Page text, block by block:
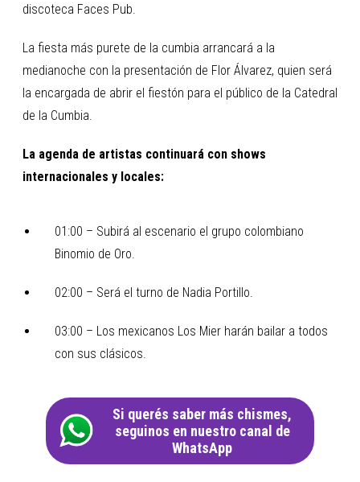
discoteca Faces Pub.
La fiesta más purete de la cumbia arrancará a la
medianoche con la presentación de Flor Álvarez, quien será
la encargada de abrir el fiestón para el público de la Catedral
de la Cumbia.
La agenda de artistas continuará con shows
internacionales y locales:
01:00 – Subirá al escenario el grupo colombiano
Binomio de Oro.
02:00 – Será el turno de Nadia Portillo.
03:00 – Los mexicanos Los Mier harán bailar a todos
con sus clásicos.
Si querés saber más chismes,
seguinos en nuestro canal de
WhatsApp